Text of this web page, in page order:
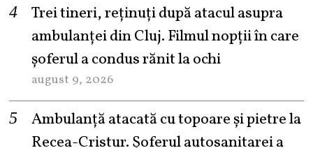
Trei tineri, reținuți după atacul asupra
ambulanței din Cluj. Filmul nopții în care
șoferul a condus rănit la ochi
august 9, 2026
Ambulanță atacată cu topoare și pietre la
Recea-Cristur. Șoferul autosanitarei a